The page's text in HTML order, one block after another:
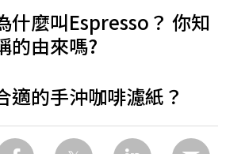
什麼叫Espresso？ 你知
的由來嗎?
適的手沖咖啡濾紙？